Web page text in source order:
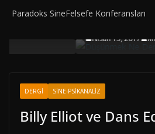
Paradoks SineFelsefe Konferansları
Düşünmek Ne Demektir?
Nisan 15, 2017 Metin Gönen
DERGI SINE-PSIKANALIZ
Billy Elliot ve Dans